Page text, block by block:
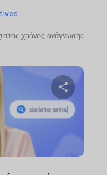
χρόνος ανάγνωσης